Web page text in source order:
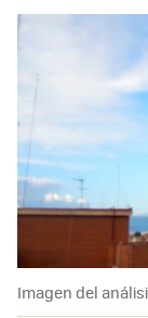
Imagen del